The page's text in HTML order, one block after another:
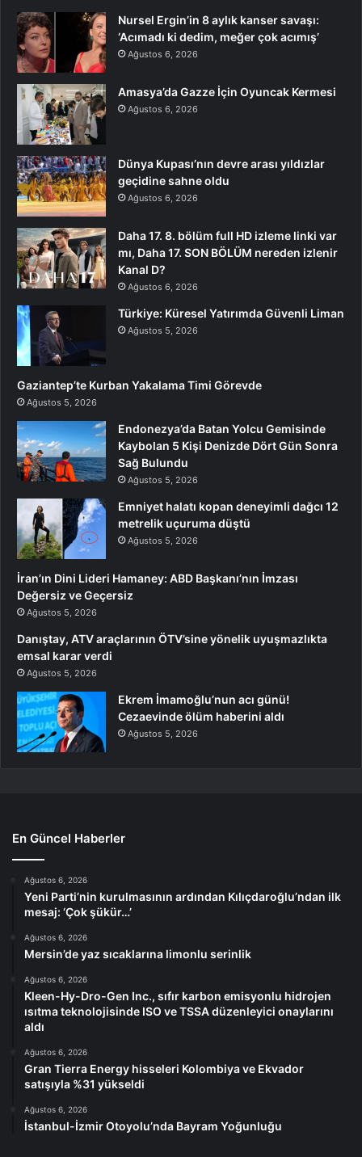
Nursel Ergin’in 8 aylık kanser savaşı:
‘Acımadı ki dedim, meğer çok acımış’
Ağustos 6, 2026
Amasya’da Gazze İçin Oyuncak Kermesi
Ağustos 6, 2026
Dünya Kupası’nın devre arası yıldızlar
geçidine sahne oldu
Ağustos 6, 2026
Daha 17. 8. bölüm full HD izleme linki var
mı, Daha 17. SON BÖLÜM nereden izlenir
Kanal D?
Ağustos 6, 2026
Türkiye: Küresel Yatırımda Güvenli Liman
Ağustos 5, 2026
Gaziantep’te Kurban Yakalama Timi Görevde
Ağustos 5, 2026
Endonezya’da Batan Yolcu Gemisinde
Kaybolan 5 Kişi Denizde Dört Gün Sonra
Sağ Bulundu
Ağustos 5, 2026
Emniyet halatı kopan deneyimli dağcı 12
metrelik uçuruma düştü
Ağustos 5, 2026
İran’ın Dini Lideri Hamaney: ABD Başkanı’nın İmzası
Değersiz ve Geçersiz
Ağustos 5, 2026
Danıştay, ATV araçlarının ÖTV’sine yönelik uyuşmazlıkta
emsal karar verdi
Ağustos 5, 2026
Ekrem İmamoğlu’nun acı günü!
Cezaevinde ölüm haberini aldı
Ağustos 5, 2026
En Güncel Haberler
Ağustos 6, 2026
Yeni Parti’nin kurulmasının ardından Kılıçdaroğlu’ndan ilk
mesaj: ‘Çok şükür…’
Ağustos 6, 2026
Mersin’de yaz sıcaklarına limonlu serinlik
Ağustos 6, 2026
Kleen-Hy-Dro-Gen Inc., sıfır karbon emisyonlu hidrojen
ısıtma teknolojisinde ISO ve TSSA düzenleyici onaylarını
aldı
Ağustos 6, 2026
Gran Tierra Energy hisseleri Kolombiya ve Ekvador
satışıyla %31 yükseldi
Ağustos 6, 2026
İstanbul-İzmir Otoyolu’nda Bayram Yoğunluğu